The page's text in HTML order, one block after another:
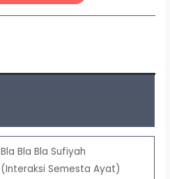
Bla Bla Bla Sufiyah
(Interaksi Semesta Ayat)